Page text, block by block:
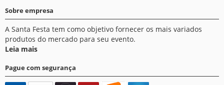
Sobre empresa
A Santa Festa tem como objetivo fornecer os mais variados
produtos do mercado para seu evento.
Leia mais
Pague com segurança